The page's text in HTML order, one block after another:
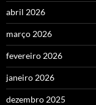
abril 2026
março 2026
fevereiro 2026
janeiro 2026
dezembro 2025